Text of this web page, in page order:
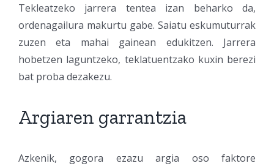
Tekleatzeko jarrera tentea izan beharko da,
ordenagailura makurtu gabe. Saiatu eskumuturrak
zuzen eta mahai gainean edukitzen. Jarrera
hobetzen laguntzeko, teklatuentzako kuxin berezi
bat proba dezakezu.
Argiaren garrantzia
Azkenik, gogora ezazu argia oso faktore